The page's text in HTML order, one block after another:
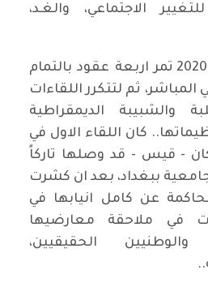
الاجتماعي، والغـد،
وفي عامنا الحالي 2020 تمر اربعة عقود بالتمام
ثم لتتكرر اللقاءات
والشبيبة الديمقراطية
كان اللقاء الاول في
- قيس - قد وصلها تاركاً
ببغداد، بعد ان كشرت
عن كامل انيابها في
في ملاحقة معارضيها
الحقيقيين،